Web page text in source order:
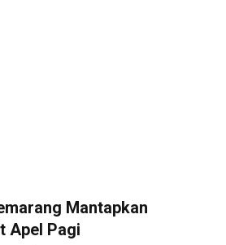
Mantapkan
Apel Pagi